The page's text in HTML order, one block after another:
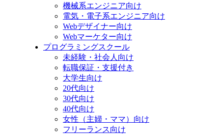
機械系エンジニア向け
電気・電子系エンジニア向け
Webデザイナー向け
Webマーケター向け
プログラミングスクール
未経験・社会人向け
転職保証・支援付き
大学生向け
20代向け
30代向け
40代向け
女性（主婦・ママ）向け
フリーランス向け